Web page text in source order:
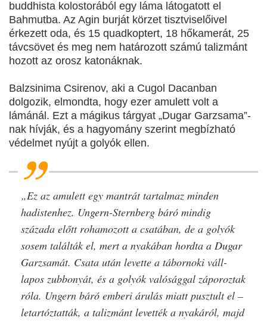
buddhista kolostorából egy láma látogatott el
Bahmutba. Az Agin burját körzet tisztviselőivel
érkezett oda, és 15 quadkoptert, 18 hőkamerát, 25
távcsövet és meg nem határozott számú talizmánt
hozott az orosz katonáknak.
Balzsinima Csirenov, aki a Cugol Dacanban
dolgozik, elmondta, hogy ezer amulett volt a
lámánál. Ezt a mágikus tárgyat „Dugar Garzsama”-
nak hívják, és a hagyomány szerint megbízható
védelmet nyújt a golyók ellen.
„Ez az amulett egy mantrát tartalmaz minden
hadistenhez. Ungern-Sternberg báró mindig
százada előtt rohamozott a csatában, de a golyók
sosem találták el, mert a nyakában hordta a Dugar
Garzsamát. Csata után levette a tábornoki váll-
lapos zubbonyát, és a golyók valósággal záporoztak
róla. Ungern báró emberi árulás miatt pusztult el –
letartóztatták, a talizmánt levették a nyakáról, majd